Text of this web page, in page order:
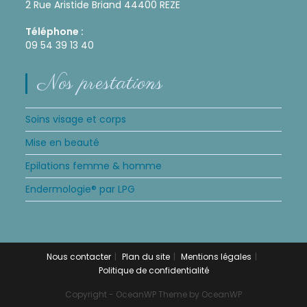
2 Rue Aristide Briand 44400 REZE
Téléphone :
09 54 39 13 40
Nos prestations
Soins visage et corps
Mise en beauté
Epilations femme & homme
Endermologie® par LPG
Nous contacter Plan du site
Mentions légales
Politique de confidentialité
Copyright - OceanWP Theme by OceanWP